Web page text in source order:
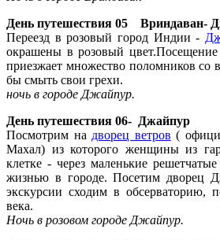
День путешествия 05 Вриндаван-
Переезд в розовый город Индии -
окрашены в розовый
приезжает множество поломников со
бы смыть свои грехи.
ночь в городе Джайпур.
День путешествия 06- Джайпур
Посмотрим на дворец ветров (
Махал) из которого женщины из
клетке - через маленькие
жизнью в городе. Посетим дворец
экскурсии сходим в обсерваторию,
века.
Ночь в розовом городе Джайпур.